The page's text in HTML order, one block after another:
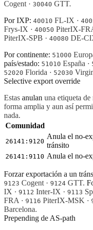
Cogent · 30040 GTT.
Por IXP: 40010 FL-IX ·
Frys-IX · 40050 PiterIX-
PiterIX-SPB · 40080 DE-
Por continente: 51000
país/estado: 51010 España ·
52020 Florida · 52030
Selective export override
Estas anulan una etiqueta
forma amplia y aun así
nada.
Comunidad
26141:9120
Anula el no-
tránsito
26141:9110 Anula el no-
Forzar exportación a un
9123 Cogent · 9124 GTT.
IX · 9112 Inter-IX · 9113
FRA · 9116 PiterIX-MSK ·
Barcelona.
Prepending de AS-path